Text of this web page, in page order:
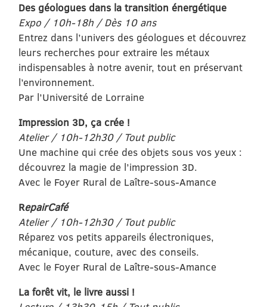
Des géologues dans la transition énergétique
Expo / 10h-18h / Dès 10 ans
Entrez dans l’univers des géologues et découvrez
leurs recherches pour extraire les métaux
indispensables à notre avenir, tout en préservant
l’environnement.
Par l’Université de Lorraine
Impression 3D, ça crée !
Atelier / 10h-12h30 / Tout public
Une machine qui crée des objets sous vos yeux :
découvrez la magie de l’impression 3D.
Avec le Foyer Rural de Laître-sous-Amance
RepairCafé
Atelier / 10h-12h30 / Tout public
Réparez vos petits appareils électroniques,
mécanique, couture, avec des conseils.
Avec le Foyer Rural de Laître-sous-Amance
La forêt vit, le livre aussi !